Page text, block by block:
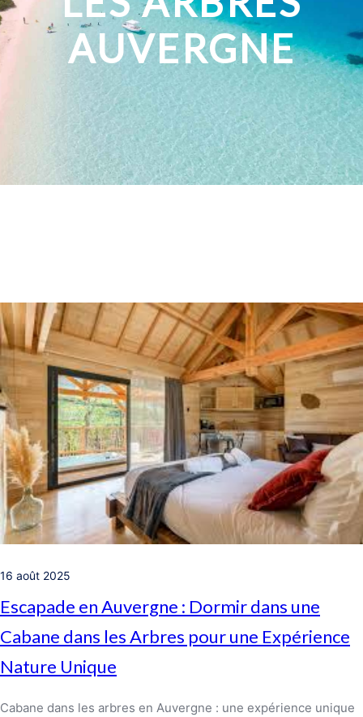
AUVERGNE
16 août 2025
Escapade en Auvergne : Dormir dans une
Cabane dans les Arbres pour une Expérience
Nature Unique
Cabane dans les arbres en Auvergne : une expérience unique